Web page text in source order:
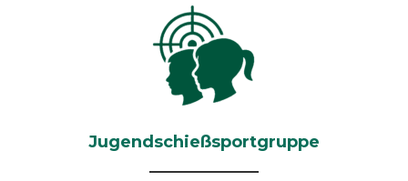
Jugendschießsportgruppe